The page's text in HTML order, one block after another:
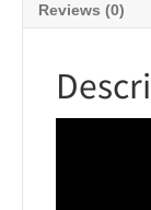
Reviews (0)